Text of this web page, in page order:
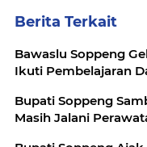
Berita Terkait
Bawaslu Soppeng
Ikuti Pembelajaran
Bupati Soppeng
Masih Jalani